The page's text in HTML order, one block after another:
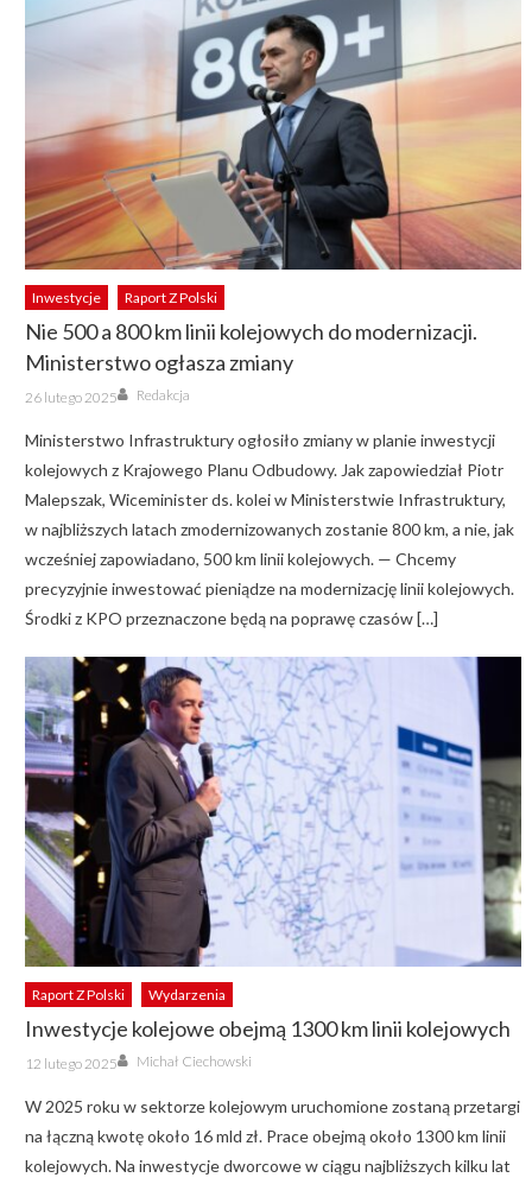
Inwestycje Raport Z Polski
Nie 500 a 800 km linii kolejowych do modernizacji.
Ministerstwo ogłasza zmiany
Posted
on
26 lutego 2025 Author
Redakcja
Ministerstwo Infrastruktury ogłosiło zmiany w planie inwestycji
kolejowych z Krajowego Planu Odbudowy. Jak zapowiedział Piotr
Malepszak, Wiceminister ds. kolei w Ministerstwie Infrastruktury,
w najbliższych latach zmodernizowanych zostanie 800 km, a nie, jak
wcześniej zapowiadano, 500 km linii kolejowych. — Chcemy
precyzyjnie inwestować pieniądze na modernizację linii kolejowych.
Środki z KPO przeznaczone będą na poprawę czasów […]
Raport Z Polski Wydarzenia
Inwestycje kolejowe obejmą 1300 km linii kolejowych
Posted
on
12 lutego 2025 Author
Michał Ciechowski
W 2025 roku w sektorze kolejowym uruchomione zostaną przetargi
na łączną kwotę około 16 mld zł. Prace obejmą około 1300 km linii
kolejowych. Na inwestycje dworcowe w ciągu najbliższych kilku lat